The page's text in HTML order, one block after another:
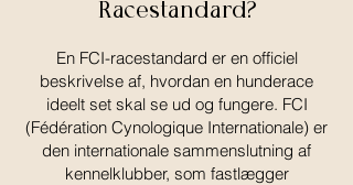
Racestandard?
En FCI-racestandard er en officiel
beskrivelse af, hvordan en hunderace
ideelt set skal se ud og fungere. FCI
(Fédération Cynologique Internationale) er
den internationale sammenslutning af
kennelklubber, som fastlægger